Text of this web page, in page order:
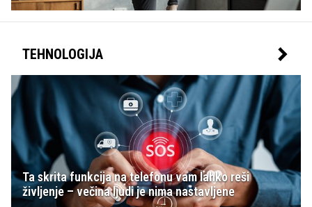
TEHNOLOGIJA
Ta skrita funkcija na telefonu vam lahko reši
življenje – večina ljudi je nima nastavljene